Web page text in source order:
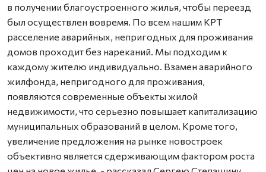
в получении благоустроенного жилья, чтобы переезд
был осуществлен вовремя. По всем нашим КРТ
расселение аварийных, непригодных для проживания
домов проходит без нареканий. Мы подходим к
каждому жителю индивидуально. Взамен аварийного
жилфонда, непригодного для проживания,
появляются современные объекты жилой
недвижимости, что серьезно повышает капитализацию
муниципальных образований в целом. Кроме того,
увеличение предложения на рынке новостроек
объективно является сдерживающим фактором роста